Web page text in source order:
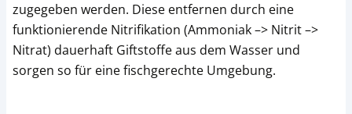
zugegeben werden. Diese entfernen durch eine
funktionierende Nitrifikation (Ammoniak –> Nitrit –>
Nitrat) dauerhaft Giftstoffe aus dem Wasser und
sorgen so für eine fischgerechte Umgebung.